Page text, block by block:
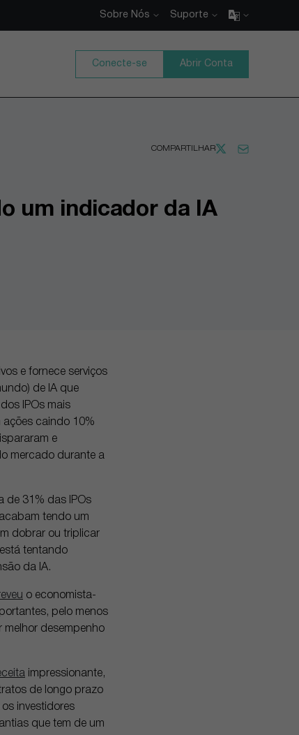
Sobre Nós Suporte
Conecte-se Abrir Conta
COMPARTILHAR
um indicador da IA
e fornece serviços
de IA que
IPOs mais
ações caindo 10%
e
mercado durante a
de 31% das IPOs
tendo um
dobrar ou triplicar
tentando
da IA.
o economista-
pelo menos
melhor desempenho
impressionante,
de longo prazo
investidores
que tem de um